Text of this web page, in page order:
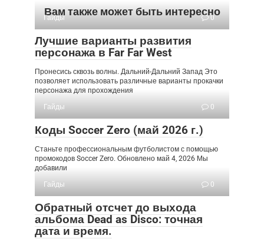
Вам также может быть интересно
Гайды 0
Лучшие варианты развития
персонажа в Far Far West
Пронесись сквозь волны. Дальний-Дальний Запад Это
позволяет использовать различные варианты прокачки
персонажа для прохождения
Гайды
0
Коды Soccer Zero (май 2026 г.)
Станьте профессиональным футболистом с помощью
промокодов Soccer Zero. Обновлено май 4, 2026 Мы
добавили
Гайды
0
Обратный отсчет до выхода
альбома Dead as Disco: точная
дата и время.